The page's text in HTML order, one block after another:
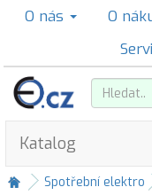
O nás O
Katalog
Spotřební elektro